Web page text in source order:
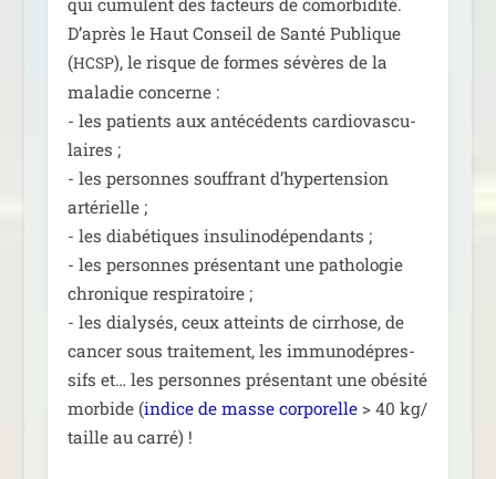
D’après le Haut Conseil de Santé Publique
(HCSP), le risque de formes sévères de la
mala­die concerne :
- les patients aux anté­cé­dents car­dio­vas­cu­
laires ;
- les per­sonnes souf­frant d’hypertension
arté­rielle ;
- les dia­bé­tiques insu­li­no­dé­pen­dants ;
- les per­sonnes pré­sen­tant une patho­lo­gie
chro­nique res­pi­ra­toire ;
- les dia­ly­sés, ceux atteints de cir­rhose, de
can­cer sous trai­te­ment, les immu­no­dé­pres­
sifs et… les per­sonnes pré­sen­tant une obé­si­té
mor­bide (indice de masse cor­po­relle> 40 kg/​
taille au carré) !